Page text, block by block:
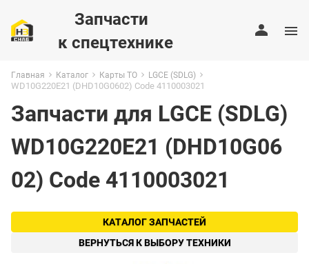
Запчасти
к спецтехнике
Главная Каталог Карты ТО LGCE (SDLG)
WD10G220E21 (DHD10G0602) Code 4110003021
Запчасти для LGCE (SDLG)
WD10G220E21 (DHD10G06
02) Code 4110003021
КАТАЛОГ ЗАПЧАСТЕЙ
ВЕРНУТЬСЯ К ВЫБОРУ ТЕХНИКИ